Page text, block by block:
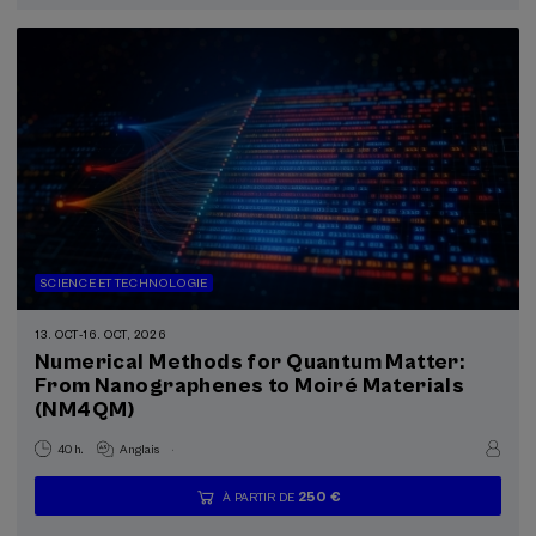
SCIENCE ET TECHNOLOGIE
13. OCT-16. OCT, 2026
Numerical Methods for Quantum Matter:
From Nanographenes to Moiré Materials
(NM4QM)
40 h. Anglais .
...
À PARTIR DE 250 €
Dernières
places
Gratuit
Date
passée
Liste
d'attente
Période
d'inscription